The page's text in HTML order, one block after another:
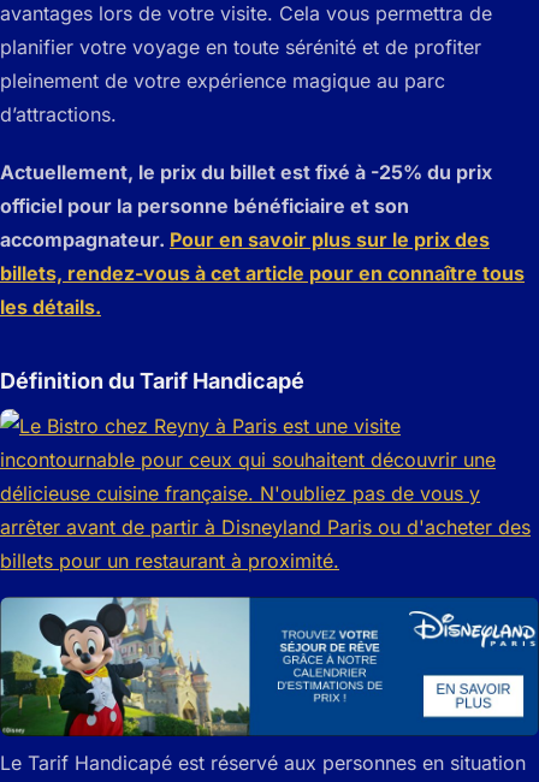
avantages lors de votre visite. Cela vous permettra de
planifier votre voyage en toute sérénité et de profiter
pleinement de votre expérience magique au parc
d’attractions.
Actuellement, le prix du billet est fixé à -25% du prix
officiel pour la personne bénéficiaire et son
accompagnateur. Pour en savoir plus sur le prix des
billets, rendez-vous à cet article pour en connaître tous
les détails.
Définition du Tarif Handicapé
Le Tarif Handicapé est réservé aux personnes en situation